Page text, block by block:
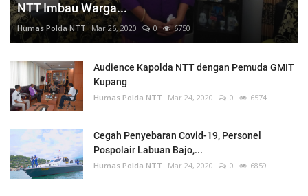
NTT Imbau Warga...
Humas Polda NTT Mar 26, 2020 0 6750
Audience Kapolda NTT dengan Pemuda GMIT
Kupang
Humas Polda NTT Mar 24, 2020 0 6574
Cegah Penyebaran Covid-19, Personel
Pospolair Labuan Bajo,...
Humas Polda NTT Mar 24, 2020 0 6859